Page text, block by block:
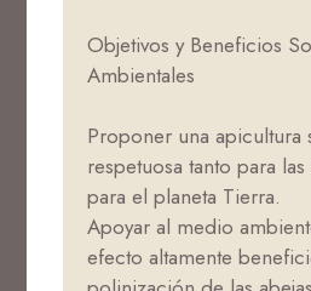
Objetivos y Beneficios
Ambientales
Proponer una apicultura
respetuosa tanto para
para el planeta Tierra.
Apoyar al medio
efecto altamente